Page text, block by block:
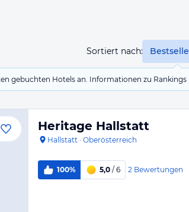
Sortiert nach:
gebuchten Hotels an. Informationen zu
Heritage Hallstatt
Hallstatt · Oberösterreich
100% 5,0 / 6 2 Bewertungen